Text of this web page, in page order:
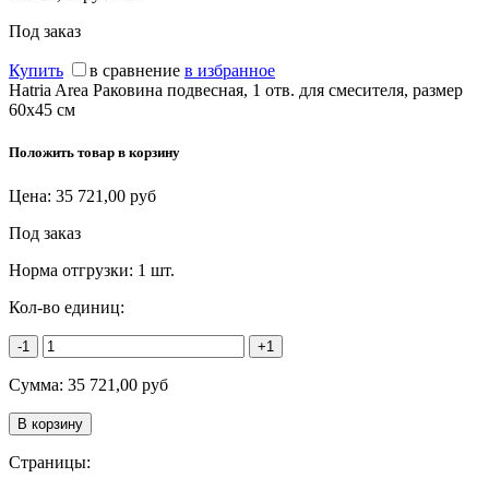
Под заказ
Купить в сравнение в избранное
Hatria Area Раковина подвесная, 1 отв. для смесителя, размер
60х45 см
Положить товар в корзину
Цена: 35 721,00 руб
Под заказ
Норма отгрузки: 1 шт.
Кол-во единиц:
-1 +1
Сумма: 35 721,00 руб
Страницы: